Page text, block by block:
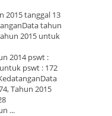
2015 tanggal 13
tahun
2015 untuk
2014 pswt :
pswt : 172
Tahun 2015
...